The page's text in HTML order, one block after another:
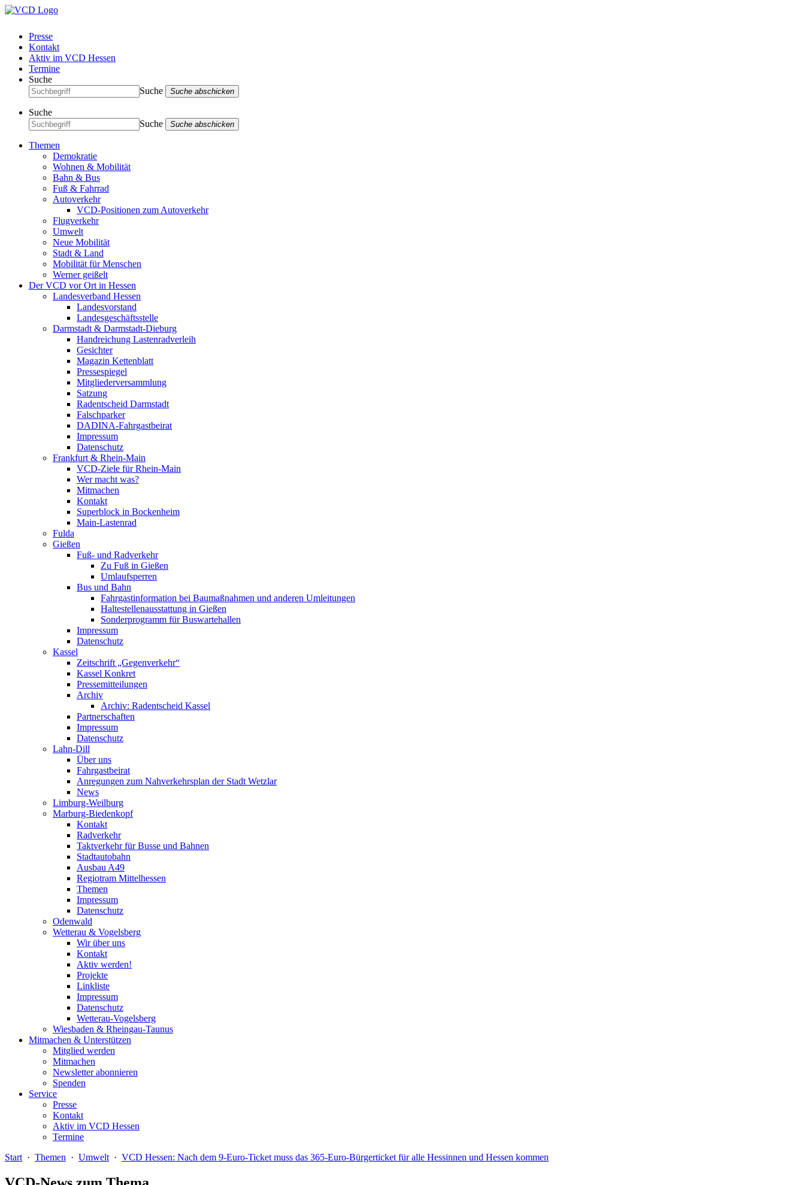
Presse
Kontakt
Aktiv im VCD Hessen
Termine
Suche
Suche
Suche abschicken
Suche
Suche
Suche abschicken
Themen
Demokratie
Wohnen & Mobilität
Bahn & Bus
Fuß & Fahrrad
Autoverkehr
VCD-Positionen zum Autoverkehr
Flugverkehr
Umwelt
Neue Mobilität
Stadt & Land
Mobilität für Menschen
Werner geißelt
Der VCD vor Ort in Hessen
Landesverband Hessen
Landesvorstand
Landesgeschäftsstelle
Darmstadt & Darmstadt-Dieburg
Handreichung Lastenradverleih
Gesichter
Magazin Kettenblatt
Pressespiegel
Mitgliederversammlung
Satzung
Radentscheid Darmstadt
Falschparker
DADINA-Fahrgastbeirat
Impressum
Datenschutz
Frankfurt & Rhein-Main
VCD-Ziele für Rhein-Main
Wer macht was?
Mitmachen
Kontakt
Superblock in Bockenheim
Main-Lastenrad
Fulda
Gießen
Fuß- und Radverkehr
Zu Fuß in Gießen
Umlaufsperren
Bus und Bahn
Fahrgastinformation bei Baumaßnahmen und anderen Umleitungen
Haltestellenausstattung in Gießen
Sonderprogramm für Buswartehallen
Impressum
Datenschutz
Kassel
Zeitschrift „Gegenverkehr“
Kassel Konkret
Pressemitteilungen
Archiv
Archiv: Radentscheid Kassel
Partnerschaften
Impressum
Datenschutz
Lahn-Dill
Über uns
Fahrgastbeirat
Anregungen zum Nahverkehrsplan der Stadt Wetzlar
News
Limburg-Weilburg
Marburg-Biedenkopf
Kontakt
Radverkehr
Taktverkehr für Busse und Bahnen
Stadtautobahn
Ausbau A49
Regiotram Mittelhessen
Themen
Impressum
Datenschutz
Odenwald
Wetterau & Vogelsberg
Wir über uns
Kontakt
Aktiv werden!
Projekte
Linkliste
Impressum
Datenschutz
Wetterau-Vogelsberg
Wiesbaden & Rheingau-Taunus
Mitmachen & Unterstützen
Mitglied werden
Mitmachen
Newsletter abonnieren
Spenden
Service
Presse
Kontakt
Aktiv im VCD Hessen
Termine
Start · Themen · Umwelt · VCD Hessen: Nach dem 9-Euro-Ticket muss das 365-Euro-Bürgerticket für alle Hessinnen und Hessen kommen